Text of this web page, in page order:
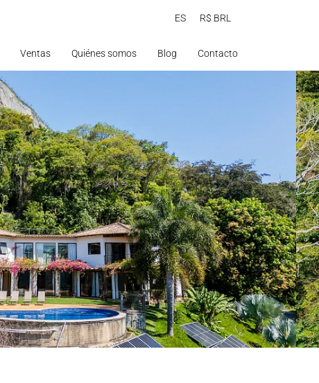
ES R$ BRL
Ventas Quiénes somos Blog Contacto